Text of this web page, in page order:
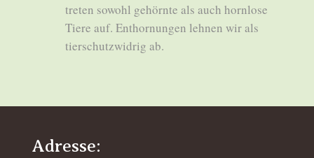
treten sowohl gehörnte als auch hornlose
Tiere auf. Enthornungen lehnen wir als
tierschutzwidrig ab.
Adresse: